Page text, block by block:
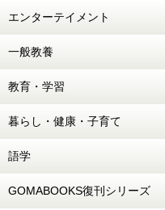
エンターテイメント
一般教養
教育・学習
暮らし・健康・子育て
語学
GOMABOOKS復刊シリーズ